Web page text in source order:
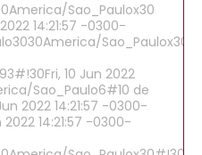
Sao_Paulox30
14:21:57 -0300-
10 Jun 2022
Sao_Paulo6#10 de
2022 14:21:57 -0300-
14:21:57 -0300-